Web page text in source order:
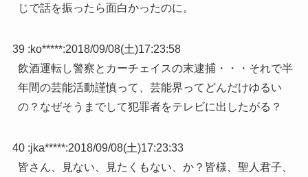
じで話を振ったら面白かったのに。
39 :ko*****:2018/09/08(土)17:23:58
飲酒運転し警察とカーチェイスの末逮捕・・・それで半
年間の芸能活動謹慎って、芸能界ってどんだけゆるい
の？なぜそうまでして犯罪者をテレビに出したがる？
40 :jka*****:2018/09/08(土)17:23:33
皆さん、見ない、見たくもない、か？皆様、聖人君子、